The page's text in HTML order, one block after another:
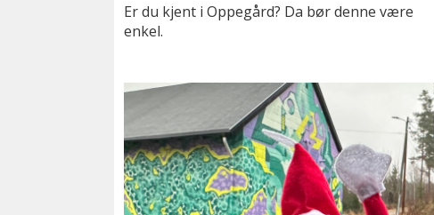
Er du kjent i Oppegård? Da bør denne være
enkel.